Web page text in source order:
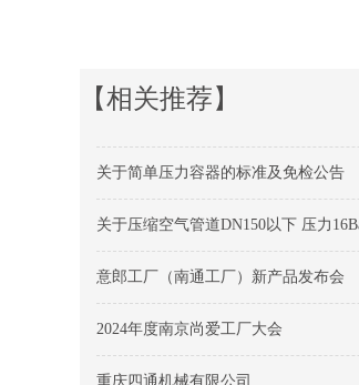
【相关推荐】
关于简单压力容器的标准及免检公告
关于压缩空气管道DN150以下 压力
意郎工厂（南通工厂）新产品发布会
2024年度南京尚爱工厂大会
重庆四通机械有限公司